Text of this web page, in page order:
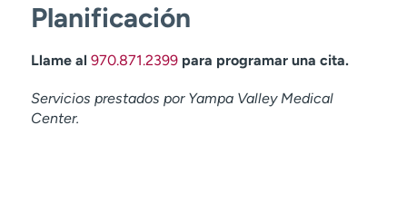
Planificación
Llame al 970.871.2399para programar una cita.
Servicios prestados por Yampa Valley Medical
Center.